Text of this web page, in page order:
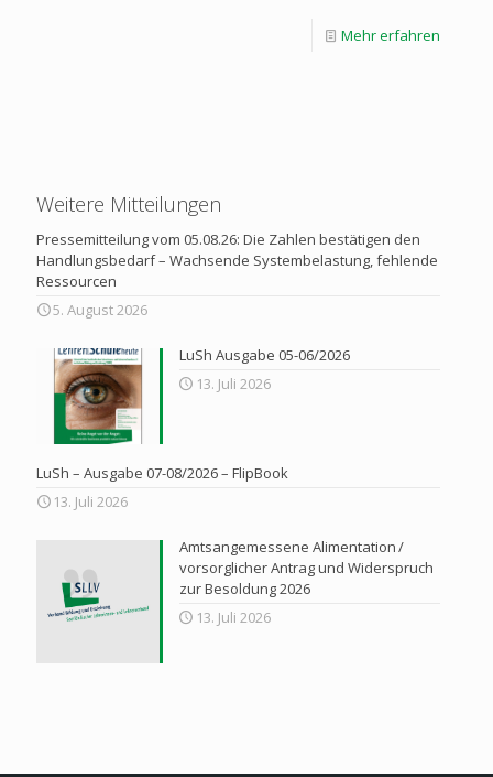
Mehr erfahren
Weitere Mitteilungen
Pressemitteilung vom 05.08.26: Die Zahlen bestätigen den
Handlungsbedarf – Wachsende Systembelastung, fehlende
Ressourcen
5. August 2026
LuSh Ausgabe 05-06/2026
13. Juli 2026
LuSh – Ausgabe 07-08/2026 – FlipBook
13. Juli 2026
Amtsangemessene Alimentation /
vorsorglicher Antrag und Widerspruch
zur Besoldung 2026
13. Juli 2026